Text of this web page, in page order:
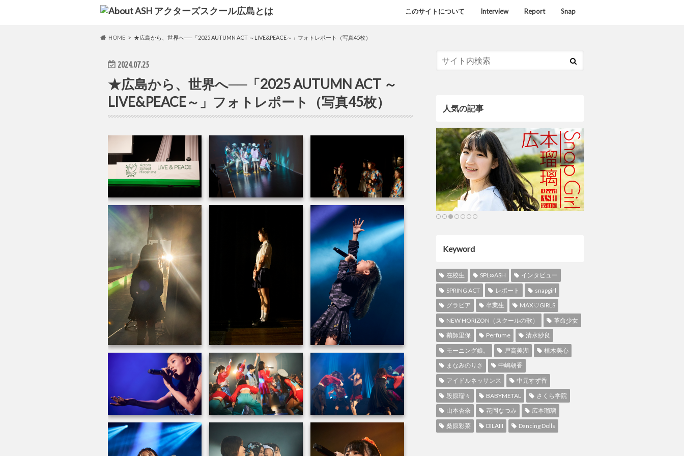
このサイトについて Interview Report Snap
HOME ★広島から、世界へ──「2025 AUTUMN ACT ～LIVE&PEACE～」フォトレポート（写真45枚）
2024.07.25
★広島から、世界へ──「2025 AUTUMN ACT ～
LIVE&PEACE～」フォトレポート（写真45枚）
人気の記事
Keyword
在校生 SPL∞ASH
インタビュー
SPRING ACT
レポート
snapgirl
グラビア
卒業生
MAX♡GIRLS
NEW HORIZON（スクールの歌）
革命少女
鞘師里保
Perfume
清水紗良
モーニング娘。
戸高美湖
植木美心
まなみのりさ
中嶋朝香
アイドルネッサンス
中元すず香
段原瑠々
BABYMETAL
さくら学院
山本杏奈
花岡なつみ
広本瑠璃
桑原彩菜
DILAIII Dancing Dolls